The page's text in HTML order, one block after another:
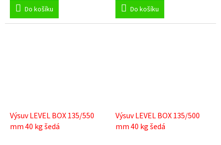
Do košíku
Do košíku
Výsuv LEVEL BOX 135/550
mm 40 kg šedá
Výsuv LEVEL BOX 135/500
mm 40 kg šedá